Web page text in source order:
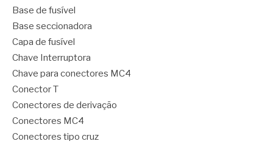
Base de fusível
Base seccionadora
Capa de fusível
Chave Interruptora
Chave para conectores MC4
Conector T
Conectores de derivação
Conectores MC4
Conectores tipo cruz